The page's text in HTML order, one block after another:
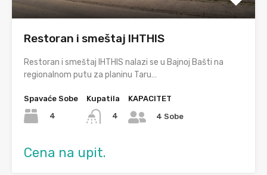
Restoran i smeštaj IHTHIS
Restoran i smeštaj IHTHIS nalazi se u Bajnoj Bašti na
regionalnom putu za planinu Taru…
Spavaće Sobe
4
Kupatila
4
KAPACITET
4 Sobe
Cena na upit.